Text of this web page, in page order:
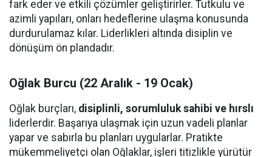
fark eder ve etkili çözümler geliştirirler. Tutkulu ve
azimli yapıları, onları hedeflerine ulaşma konusunda
durdurulamaz kılar. Liderlikleri altında disiplin ve
dönüşüm ön plandadır.
Oğlak Burcu (22 Aralık - 19 Ocak)
Oğlak burçları, disiplinli, sorumluluk sahibi ve hırslı
liderlerdir. Başarıya ulaşmak için uzun vadeli planlar
yapar ve sabırla bu planları uygularlar. Pratikte
mükemmeliyetçi olan Oğlaklar, işleri titizlikle yürütür